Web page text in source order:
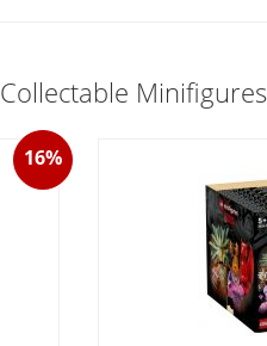
16%